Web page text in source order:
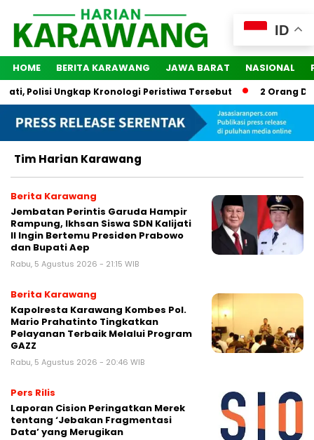
HOME BERITA KARAWANG JAWA BARAT NASIONAL
Polisi Ungkap Kronologi Peristiwa Tersebut 2 Orang
Tim Harian Karawang
Berita Karawang
Jembatan Perintis Garuda Hampir
Rampung, Ikhsan Siswa SDN Kalijati
II Ingin Bertemu Presiden Prabowo
dan Bupati Aep
Rabu, 5 Agustus 2026 - 21:15 WIB
Berita Karawang
Kapolresta Karawang Kombes Pol.
Mario Prahatinto Tingkatkan
Pelayanan Terbaik Melalui Program
GAZZ
Rabu, 5 Agustus 2026 - 20:46 WIB
Pers Rilis
Laporan Cision Peringatkan Merek
tentang ‘Jebakan Fragmentasi
Data’ yang Merugikan
ID